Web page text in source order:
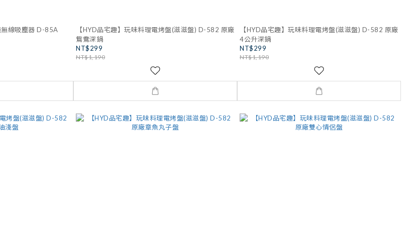
無線吸塵器 D-85A
【HYD品宅趣】玩味料理電烤盤(滋滋盤) D-582 原廠
鴛鴦深鍋
NT$299
NT$1,190
【HYD品宅趣】玩味料理電烤盤(滋滋盤) D-582 原廠
4公升深鍋
NT$299
NT$1,190